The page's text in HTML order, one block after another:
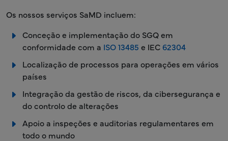
Os nossos serviços SaMD incluem:
Conceção e implementação do SGQ em
conformidade com a ISO 13485 e IEC 62304
Localização de processos para operações em vários
países
Integração da gestão de riscos, da cibersegurança e
do controlo de alterações
Apoio a inspeções e auditorias regulamentares em
todo o mundo